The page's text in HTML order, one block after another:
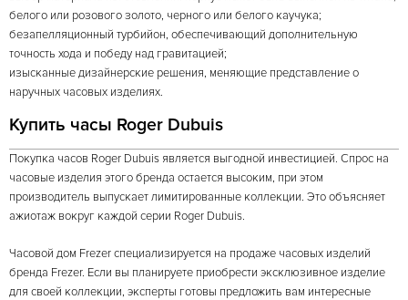
белого или розового золото, черного или белого каучука;
безапелляционный турбийон, обеспечивающий дополнительную
точность хода и победу над гравитацией;
изысканные дизайнерские решения, меняющие представление о
наручных часовых изделиях.
Купить часы Roger Dubuis
Покупка часов Roger Dubuis является выгодной инвестицией. Спрос на
часовые изделия этого бренда остается высоким, при этом
производитель выпускает лимитированные коллекции. Это объясняет
ажиотаж вокруг каждой серии Roger Dubuis.
Часовой дом Frezer специализируется на продаже часовых изделий
бренда Frezer. Если вы планируете приобрести эксклюзивное изделие
для своей коллекции, эксперты готовы предложить вам интересные